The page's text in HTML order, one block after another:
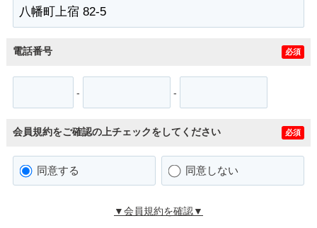
電話番号 必須
- -
会員規約をご確認の上チェックをしてください 必須
同意する 同意しない
▼会員規約を確認▼